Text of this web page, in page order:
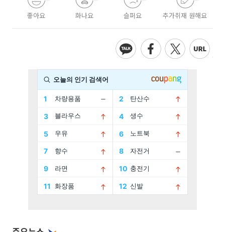
좋아요 화나요 슬퍼요 추가취재 원해요